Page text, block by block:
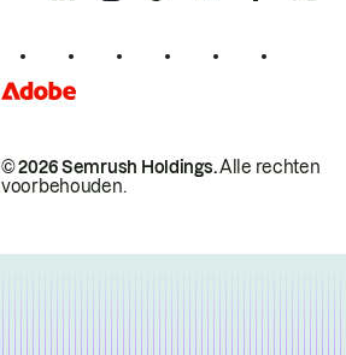
© 2026 Semrush Holdings.Alle rechten
voorbehouden.